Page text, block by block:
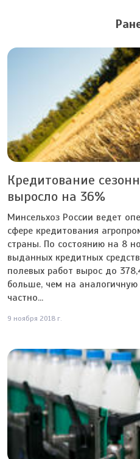
Кредитование
выросло на 36%
Минсельхоз России ведет
сфере кредитования
страны. По состоянию на 8
выданных кредитных
полевых работ вырос до
больше, чем на
частно...
9 ноября 2018 г.